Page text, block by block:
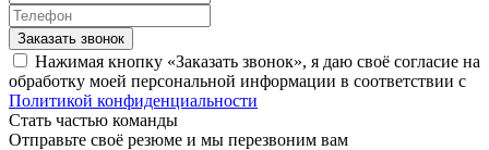
Заказать звонок
Нажимая кнопку «Заказать звонок», я даю своё согласие на
обработку моей персональной информации в соответствии с
Политикой конфиденциальности
Стать частью команды
Отправьте своё резюме и мы перезвоним вам